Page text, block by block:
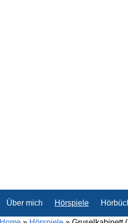
Über mich Hörspiele